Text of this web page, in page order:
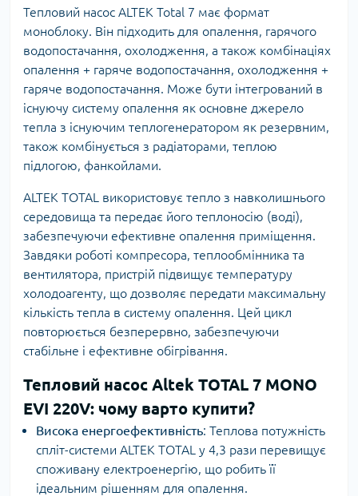
Тепловий насос ALTEK Тоtal 7 має формат
моноблоку. Він підходить для опалення, гарячого
водопостачання, охолодження, а також комбінаціях
опалення + гаряче водопостачання, охолодження +
гаряче водопостачання. Може бути інтегрований в
існуючу систему опалення як основне джерело
тепла з існуючим теплогенератором як резервним,
також комбінується з радіаторами, теплою
підлогою, фанкойлами.
ALTEK TOTAL використовує тепло з навколишнього
середовища та передає його теплоносію (воді),
забезпечуючи ефективне опалення приміщення.
Завдяки роботі компресора, теплообмінника та
вентилятора, пристрій підвищує температуру
холодоагенту, що дозволяє передати максимальну
кількість тепла в систему опалення. Цей цикл
повторюється безперервно, забезпечуючи
стабільне і ефективне обігрівання.
Тепловий насос Altek TOTAL 7 MONO
EVI 220V: чому варто купити?
Висока енергоефективність: Теплова потужність
спліт-системи ALTEK TOTAL у 4,3 рази перевищує
споживану електроенергію, що робить її
ідеальним рішенням для опалення.